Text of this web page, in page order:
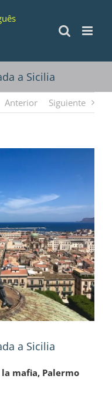
a Sicilia
Anterior Siguiente
a Sicilia
mafia, Palermo